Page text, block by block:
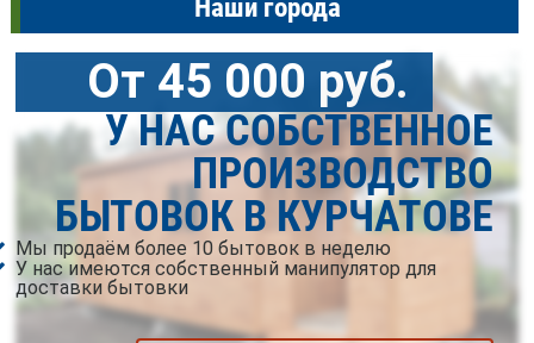
Наши города
От 45 000 руб.
У НАС СОБСТВЕННОЕ
ПРОИЗВОДСТВО
БЫТОВОК В КУРЧАТОВЕ
Мы продаём более 10 бытовок в неделю
У нас имеются собственный манипулятор для
доставки бытовки